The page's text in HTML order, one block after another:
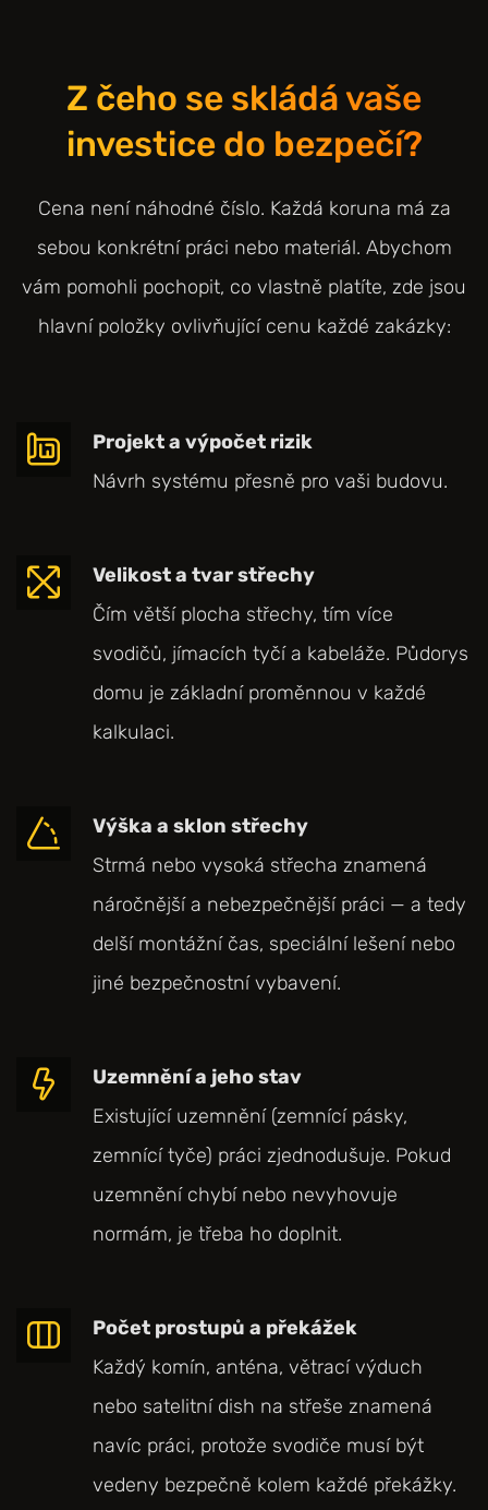
Z čeho se skládá vaše
investice do bezpečí?
Cena není náhodné číslo. Každá koruna má za
sebou konkrétní práci nebo materiál. Abychom
vám pomohli pochopit, co vlastně platíte, zde jsou
hlavní položky ovlivňující cenu každé zakázky:
Projekt a výpočet rizik
Návrh systému přesně pro vaši budovu.
Velikost a tvar střechy
Čím větší plocha střechy, tím více
svodičů, jímacích tyčí a kabeláže. Půdorys
domu je základní proměnnou v každé
kalkulaci.
Výška a sklon střechy
Strmá nebo vysoká střecha znamená
náročnější a nebezpečnější práci — a tedy
delší montážní čas, speciální lešení nebo
jiné bezpečnostní vybavení.
Uzemnění a jeho stav
Existující uzemnění (zemnící pásky,
zemnící tyče) práci zjednodušuje. Pokud
uzemnění chybí nebo nevyhovuje
normám, je třeba ho doplnit.
Počet prostupů a překážek
Každý komín, anténa, větrací výduch
nebo satelitní dish na střeše znamená
navíc práci, protože svodiče musí být
vedeny bezpečně kolem každé překážky.